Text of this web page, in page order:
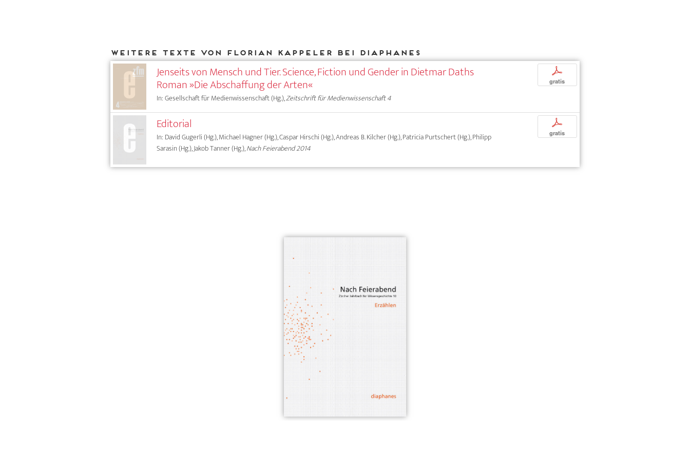
Weitere Texte von Florian Kappeler bei DIAPHANES
Jenseits von Mensch und Tier. Science, Fiction und Gender in Dietmar Daths
Roman »Die Abschaffung der Arten«
In: Gesellschaft für Medienwissenschaft (Hg.),Zeitschrift für Medienwissenschaft 4
p
gratis
Editorial
In: David Gugerli (Hg.), Michael Hagner (Hg.), Caspar Hirschi (Hg.), Andreas B. Kilcher (Hg.), Patricia Purtschert (Hg.), Philipp
Sarasin (Hg.), Jakob Tanner (Hg.),Nach Feierabend 2014
p
gratis